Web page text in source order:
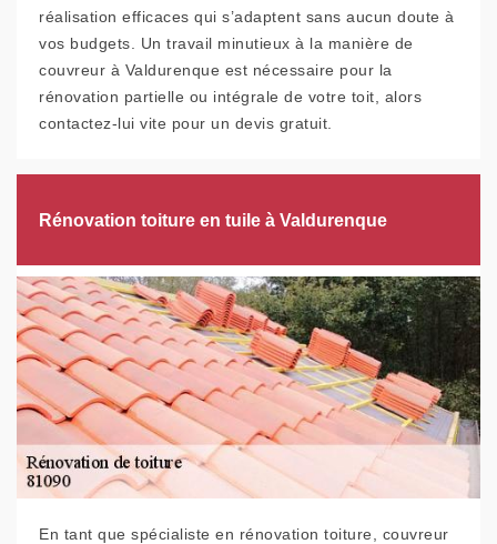
réalisation efficaces qui s’adaptent sans aucun doute à
vos budgets. Un travail minutieux à la manière de
couvreur à Valdurenque est nécessaire pour la
rénovation partielle ou intégrale de votre toit, alors
contactez-lui vite pour un devis gratuit.
Rénovation toiture en tuile à Valdurenque
En tant que spécialiste en rénovation toiture, couvreur